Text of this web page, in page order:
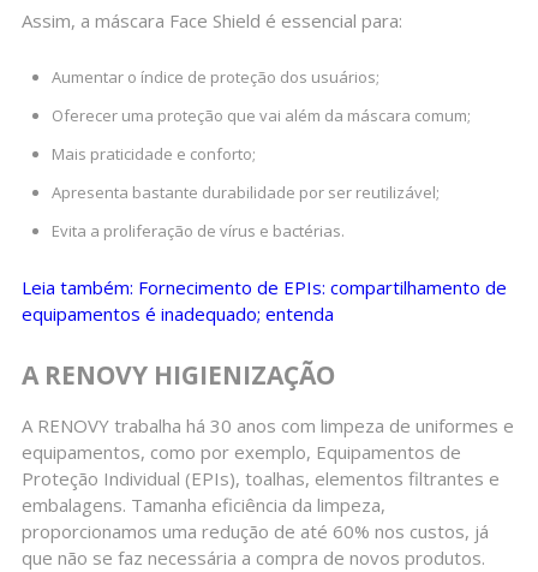
Assim, a máscara Face Shield é essencial para:
Aumentar o índice de proteção dos usuários;
Oferecer uma proteção que vai além da máscara comum;
Mais praticidade e conforto;
Apresenta bastante durabilidade por ser reutilizável;
Evita a proliferação de vírus e bactérias.
Leia também: Fornecimento de EPIs: compartilhamento de
equipamentos é inadequado; entenda
A RENOVY HIGIENIZAÇÃO
A RENOVY trabalha há 30 anos com limpeza de uniformes e
equipamentos, como por exemplo, Equipamentos de
Proteção Individual (EPIs), toalhas, elementos filtrantes e
embalagens. Tamanha eficiência da limpeza,
proporcionamos uma redução de até 60% nos custos, já
que não se faz necessária a compra de novos produtos.